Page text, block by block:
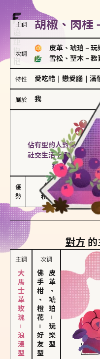
主調 胡椒、肉桂
次調
皮革、琥珀 － 玩
雪松、聖木 － 務
特性 愛吃醋 戀愛腦 滿
屬於 我
佔有型的人對愛情有強
社交生活十分敏感、容
投入和激情，
優
勢
能建立緊密關係
積極維繫關係熱度
對方 的
主調
大馬士革玫瑰－浪漫型
次調
佛手柑、橙花
－
好友型
皮革、琥珀
－
玩樂型